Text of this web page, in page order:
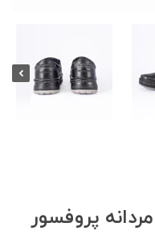
پروفسور